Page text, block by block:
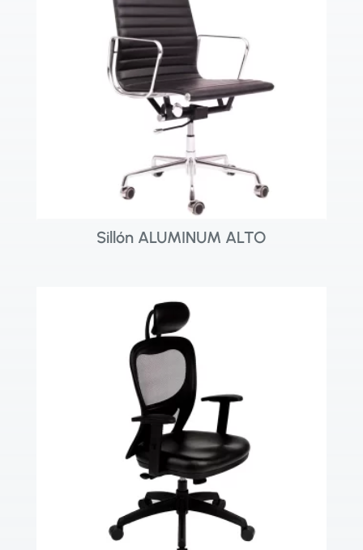
Sillón ALUMINUM ALTO